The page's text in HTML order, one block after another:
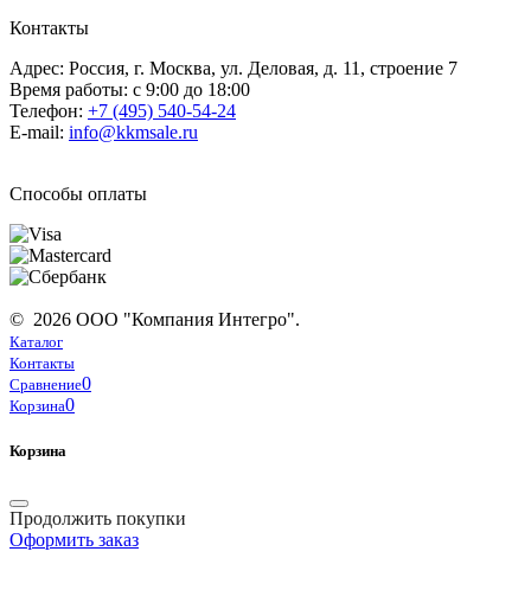
Контакты
Адрес: Россия, г. Москва, ул. Деловая, д. 11, строение 7
Время работы: с 9:00 до 18:00
Телефон: +7 (495) 540-54-24
E-mail: info@kkmsale.ru
Способы оплаты
© 2026 ООО "Компания Интегро".
Каталог
Контакты
Сравнение0
Корзина0
Корзина
Продолжить покупки
Оформить заказ